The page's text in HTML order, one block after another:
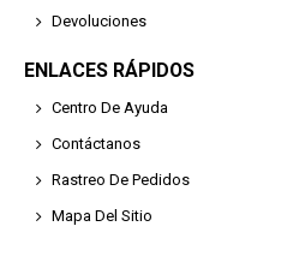
Devoluciones
ENLACES RÁPIDOS
Centro De Ayuda
Contáctanos
Rastreo De Pedidos
Mapa Del Sitio